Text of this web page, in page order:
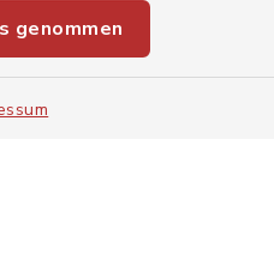
genommen